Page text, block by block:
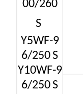
00/260
S
Y5WF-9
6/250 S
Y10WF-9
6/250 S